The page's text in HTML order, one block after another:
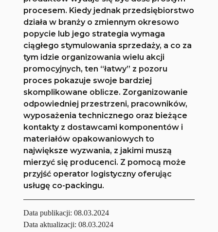
procesem. Kiedy jednak przedsiębiorstwo
działa w branży o zmiennym okresowo
popycie lub jego strategia wymaga
ciągłego stymulowania sprzedaży, a co za
tym idzie organizowania wielu akcji
promocyjnych, ten “łatwy” z pozoru
proces pokazuje swoje bardziej
skomplikowane oblicze. Zorganizowanie
odpowiedniej przestrzeni, pracowników,
wyposażenia technicznego oraz bieżące
kontakty z dostawcami komponentów i
materiałów opakowaniowych to
największe wyzwania, z jakimi muszą
mierzyć się producenci. Z pomocą może
przyjść operator logistyczny oferując
usługę co-packingu.
Data publikacji:08.03.2024
Data aktualizacji: 08.03.2024